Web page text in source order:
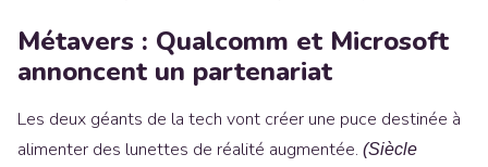
Métavers : Qualcomm et Microsoft
annoncent un partenariat
Les deux géants de la tech vont créer une puce destinée à
alimenter des lunettes de réalité augmentée. (Siècle